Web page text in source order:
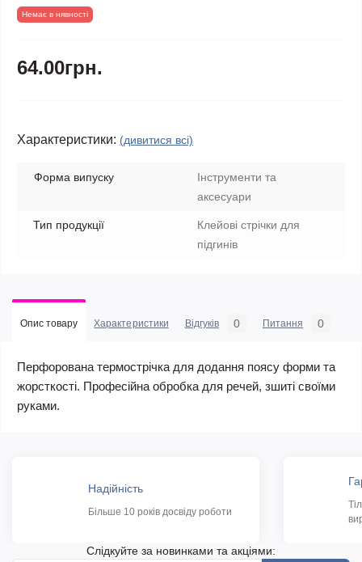
Немає в нявності
64.00грн.
Характеристики: (дивитися всі)
Форма випуску
Інструменти та
аксесуари
Тип продукції
Клейові стрічки для
підгинів
Опис товару Характеристики Відгуків 0 Питання 0
Перфорована термострічка для додання поясу форми та
жорсткості. Професійна обробка для речей, зшиті своїми
руками.
Надійність
Більше 10 років досвіду роботи
Слідкуйте за новинками та акціями: